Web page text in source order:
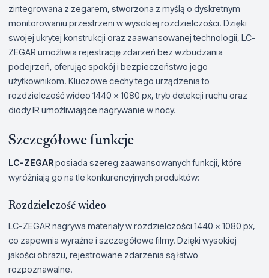
zintegrowana z zegarem, stworzona z myślą o dyskretnym
monitorowaniu przestrzeni w wysokiej rozdzielczości. Dzięki
swojej ukrytej konstrukcji oraz zaawansowanej technologii, LC-
ZEGAR umożliwia rejestrację zdarzeń bez wzbudzania
podejrzeń, oferując spokój i bezpieczeństwo jego
użytkownikom. Kluczowe cechy tego urządzenia to
rozdzielczość wideo 1440 x 1080 px, tryb detekcji ruchu oraz
diody IR umożliwiające nagrywanie w nocy.
Szczegółowe funkcje
LC-ZEGARposiada szereg zaawansowanych funkcji, które
wyróżniają go na tle konkurencyjnych produktów:
Rozdzielczość wideo
LC-ZEGAR nagrywa materiały w rozdzielczości 1440 x 1080 px,
co zapewnia wyraźne i szczegółowe filmy. Dzięki wysokiej
jakości obrazu, rejestrowane zdarzenia są łatwo
rozpoznawalne.